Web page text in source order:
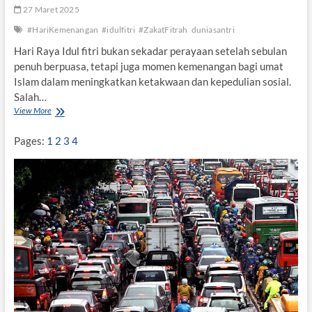
27 Maret 2025
#HariKemenangan #idulfitri #ZakatFitrah duniasantri
Hari Raya Idul fitri bukan sekadar perayaan setelah sebulan
penuh berpuasa, tetapi juga momen kemenangan bagi umat
Islam dalam meningkatkan ketakwaan dan kepedulian sosial.
Salah…
View MoreZ
a
t
t
r
a
h
s
e
b
a
g
Pages: 1 2 3 4